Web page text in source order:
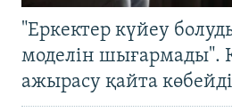
"Еркектер күйеу
моделін шығармады".
ажырасу қайта